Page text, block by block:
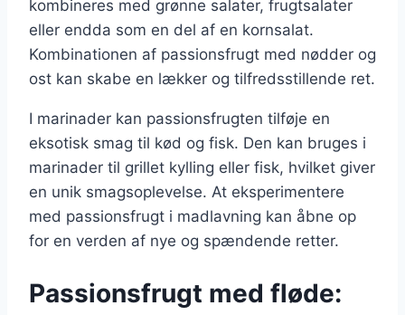
kombineres med grønne salater, frugtsalater
eller endda som en del af en kornsalat.
Kombinationen af passionsfrugt med nødder og
ost kan skabe en lækker og tilfredsstillende ret.
I marinader kan passionsfrugten tilføje en
eksotisk smag til kød og fisk. Den kan bruges i
marinader til grillet kylling eller fisk, hvilket giver
en unik smagsoplevelse. At eksperimentere
med passionsfrugt i madlavning kan åbne op
for en verden af nye og spændende retter.
Passionsfrugt med fløde: